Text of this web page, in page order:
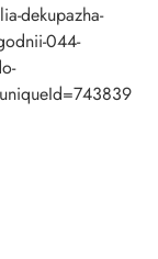
dekupazha-
044-